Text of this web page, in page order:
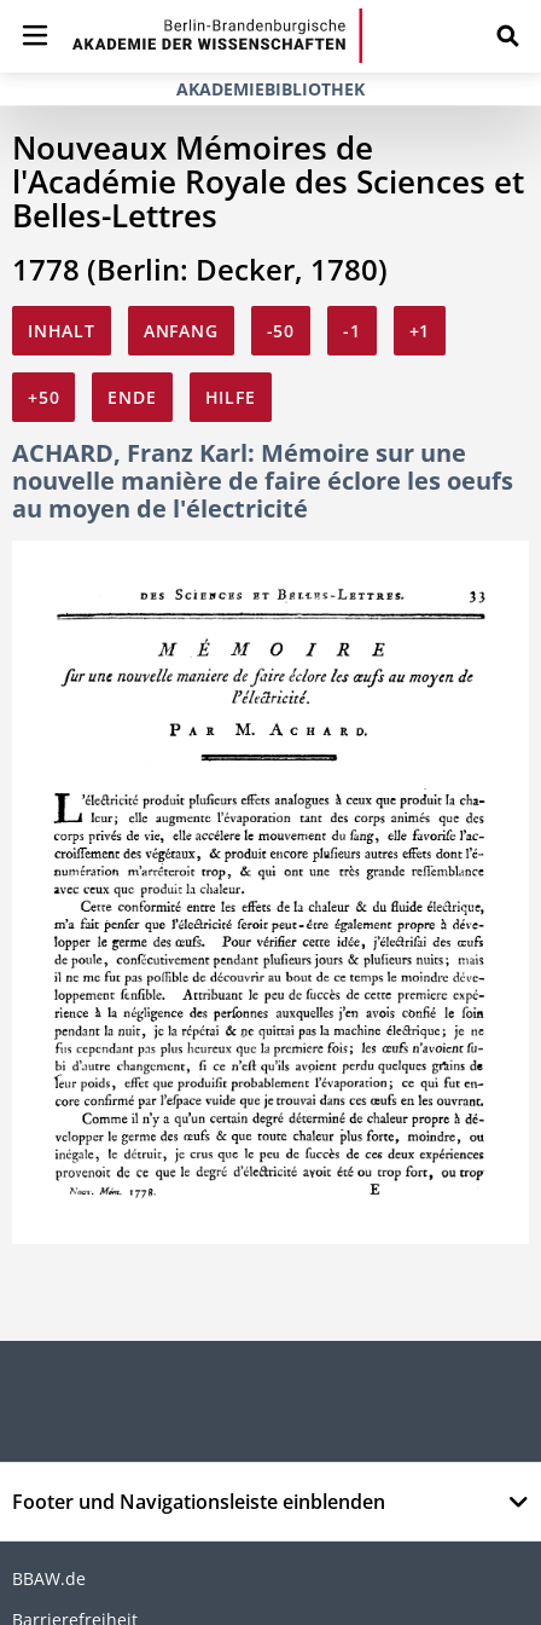
AKADEMIEBIBLIOTHEK
Nouveaux Mémoires de
l'Académie Royale des Sciences et
Belles-Lettres
1778 (Berlin: Decker, 1780)
INHALT ANFANG -50 -1 +1
+50 ENDE HILFE
ACHARD, Franz Karl: Mémoire sur une
nouvelle manière de faire éclore les oeufs
au moyen de l'électricité
Footer und Navigationsleiste einblenden
BBAW.de
Barrierefreiheit